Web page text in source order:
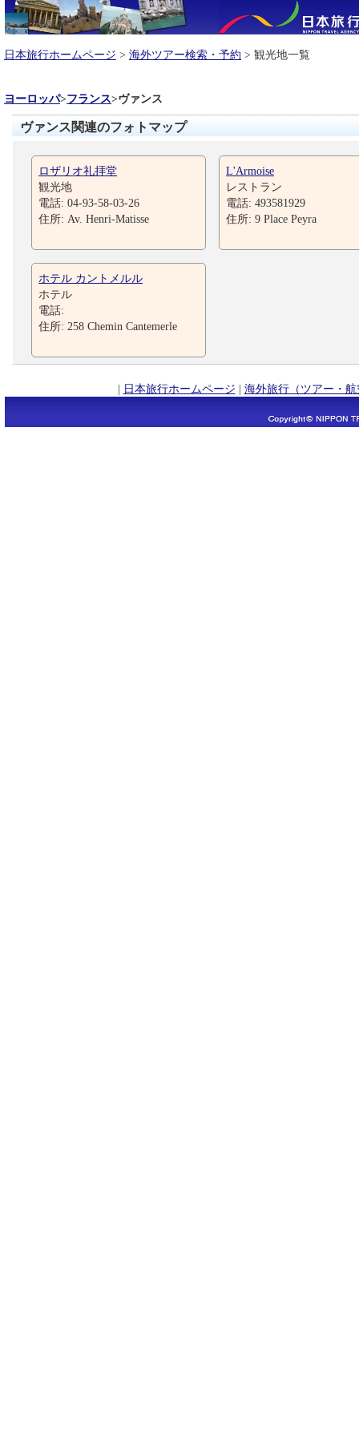
日本旅行ホームページ > 海外ツアー検索・予約 > 観光地一覧
ヨーロッパ>フランス>ヴァンス
ヴァンス関連のフォトマップ
ロザリオ礼拝堂
観光地
電話: 04-93-58-03-26
住所: Av. Henri-Matisse
L'Armoise
レストラン
電話: 493581929
住所: 9 Place Peyra
ホテル カントメルル
ホテル
電話:
住所: 258 Chemin Cantemerle
| 日本旅行ホームページ | 海外旅行（ツアー・航